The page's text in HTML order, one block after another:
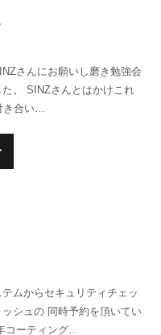
さんにお願いし磨き勉強会
。 SINZさんとはかけこれ
き合い…
ムからセキュリティチェッ
シュの 同時予約を頂いてい
コーティング…